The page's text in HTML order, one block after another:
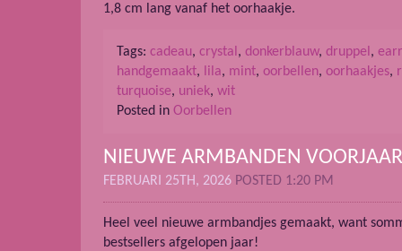
1,8 cm lang vanaf het oorhaakje.
Tags: cadeau, crystal , donkerblauw, druppel ,
handgemaakt, lila, mint, oorbellen, oorhaakjes,
turquoise, uniek, wit
Posted in Oorbellen
NIEUWE ARMBANDEN
FEBRUARI 25TH, 2026 POSTED 1:20 PM
Heel veel nieuwe armbandjes gemaakt, want
bestsellers afgelopen jaar!